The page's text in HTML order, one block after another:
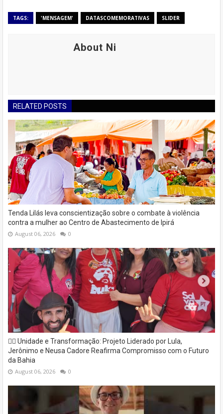
TAGS: 'MENSAGEM' DATASCOMEMORATIVAS SLIDER
About Ni
RELATED POSTS
Tenda Lilás leva conscientização sobre o combate à violência
contra a mulher ao Centro de Abastecimento de Ipirá
August 06, 2026 0
✊🏽 Unidade e Transformação: Projeto Liderado por Lula,
Jerônimo e Neusa Cadore Reafirma Compromisso com o Futuro
da Bahia
August 06, 2026 0